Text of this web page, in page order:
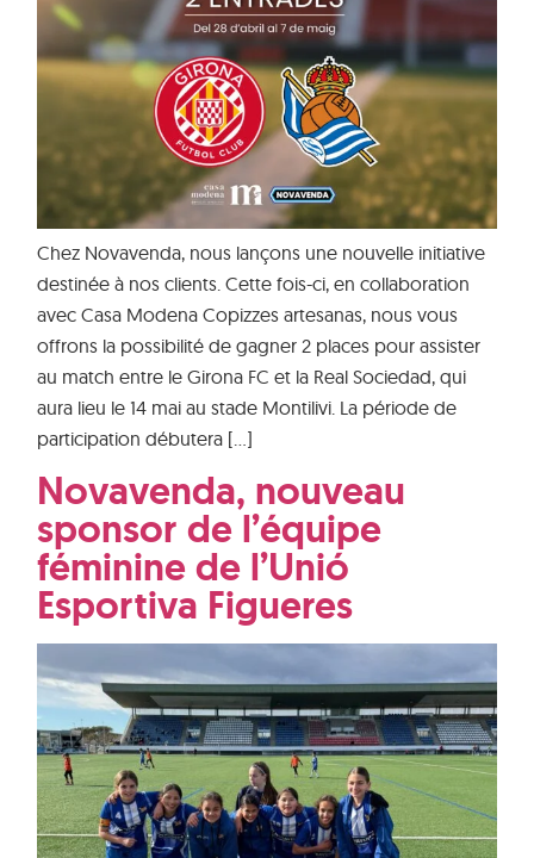
Chez Novavenda, nous lançons une nouvelle initiative
destinée à nos clients. Cette fois-ci, en collaboration
avec Casa Modena Copizzes artesanas, nous vous
offrons la possibilité de gagner 2 places pour assister
au match entre le Girona FC et la Real Sociedad, qui
aura lieu le 14 mai au stade Montilivi. La période de
participation débutera […]
Novavenda, nouveau
sponsor de l’équipe
féminine de l’Unió
Esportiva Figueres